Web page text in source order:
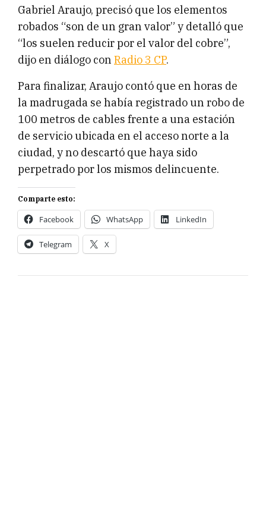
Gabriel Araujo, precisó que los elementos
robados “son de un gran valor” y detalló que
“los suelen reducir por el valor del cobre”,
dijo en diálogo con Radio 3 CP.
Para finalizar, Araujo contó que en horas de
la madrugada se había registrado un robo de
100 metros de cables frente a una estación
de servicio ubicada en el acceso norte a la
ciudad, y no descartó que haya sido
perpetrado por los mismos delincuente.
Comparte esto:
Facebook WhatsApp LinkedIn
Telegram X